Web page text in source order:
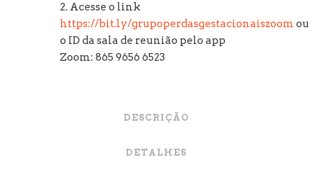
2. Acesse o link
https://bit.ly/grupoperdasgestacionaiszoom ou
o ID da sala de reunião pelo app
Zoom: 865 9656 6523
DESCRIÇÃO
DETALHES